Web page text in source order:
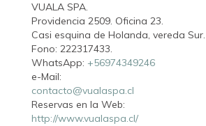
VUALA SPA.
Providencia 2509. Oficina 23.
Casi esquina de Holanda, vereda Sur.
Fono: 222317433.
WhatsApp: +56974349246
e-Mail:
contacto@vualaspa.cl
Reservas en la Web:
http://www.vualaspa.cl/